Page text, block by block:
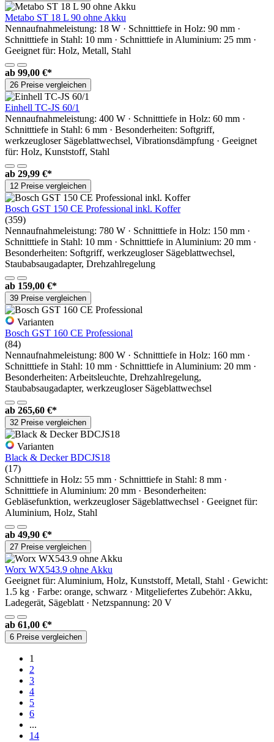
Metabo ST 18 L 90 ohne Akku
Nennaufnahmeleistung: 18 W · Schnitttiefe in Holz: 90 mm ·
Schnitttiefe in Stahl: 10 mm · Schnitttiefe in Aluminium: 25 mm ·
Geeignet für: Holz, Metall, Stahl
ab 99,00 €*
26 Preise vergleichen
Einhell TC-JS 60/1
Nennaufnahmeleistung: 400 W · Schnitttiefe in Holz: 60 mm ·
Schnitttiefe in Stahl: 6 mm · Besonderheiten: Softgriff,
werkzeugloser Sägeblattwechsel, Vibrationsdämpfung · Geeignet
für: Holz, Kunststoff, Stahl
ab 29,99 €*
12 Preise vergleichen
Bosch GST 150 CE Professional inkl. Koffer
(359)
Nennaufnahmeleistung: 780 W · Schnitttiefe in Holz: 150 mm ·
Schnitttiefe in Stahl: 10 mm · Schnitttiefe in Aluminium: 20 mm ·
Besonderheiten: Softgriff, werkzeugloser Sägeblattwechsel,
Staubabsaugadapter, Drehzahlregelung
ab 159,00 €*
39 Preise vergleichen
Varianten
Bosch GST 160 CE Professional
(84)
Nennaufnahmeleistung: 800 W · Schnitttiefe in Holz: 160 mm ·
Schnitttiefe in Stahl: 10 mm · Schnitttiefe in Aluminium: 20 mm ·
Besonderheiten: Arbeitsleuchte, Drehzahlregelung,
Staubabsaugadapter, werkzeugloser Sägeblattwechsel
ab 265,60 €*
32 Preise vergleichen
Varianten
Black & Decker BDCJS18
(17)
Schnitttiefe in Holz: 55 mm · Schnitttiefe in Stahl: 8 mm ·
Schnitttiefe in Aluminium: 20 mm · Besonderheiten:
Gebläsefunktion, werkzeugloser Sägeblattwechsel · Geeignet für:
Aluminium, Holz, Stahl
ab 49,90 €*
27 Preise vergleichen
Worx WX543.9 ohne Akku
Geeignet für: Aluminium, Holz, Kunststoff, Metall, Stahl · Gewicht:
1.5 kg · Farbe: orange, schwarz · Mitgeliefertes Zubehör: Akku,
Ladegerät, Sägeblatt · Netzspannung: 20 V
ab 61,00 €*
6 Preise vergleichen
1
2
3
4
5
6
...
14